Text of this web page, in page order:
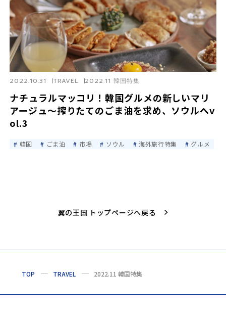
ナチュラルマッコリ！韓国グルメの新しいマリ
アージュ～搾りたてのごま油を求め、ソウルへv
ol.3
2022.10.31 TRAVEL 2022.11 韓国特集
韓国 ごま油 市場 ソウル 海外旅行特集 グルメ
翼の王国 トップページへ戻る
TOP TRAVEL 2022.11 韓国特集